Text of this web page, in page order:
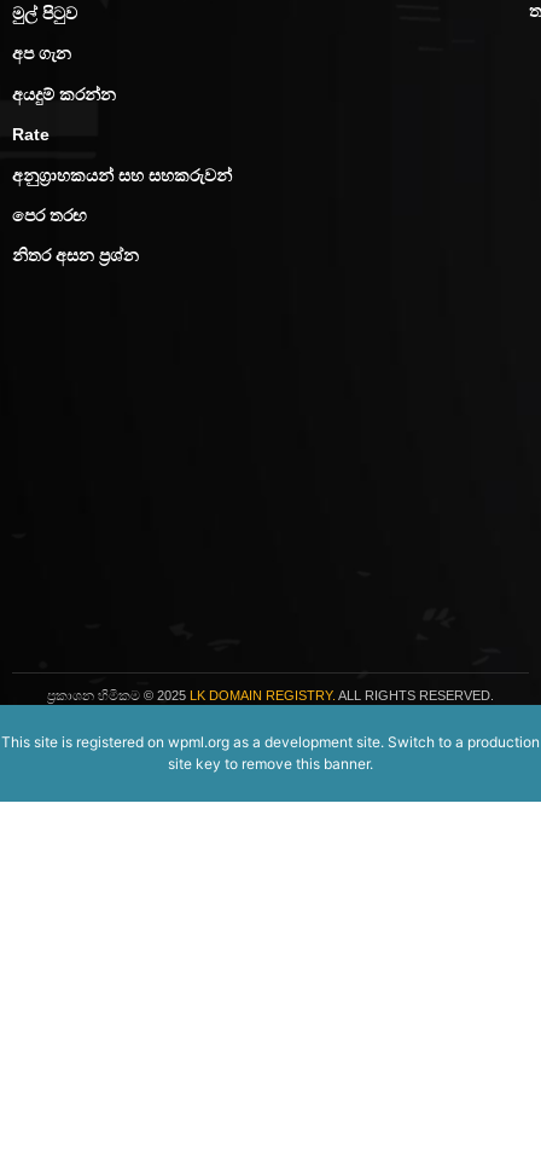
මුල් පිටුව
අප ගැන
අයදුම් කරන්න
Rate
අනුග්‍රාහකයන් සහ සහකරුවන්
පෙර තරඟ
නිතර අසන ප්‍රශ්න
ප්‍රකාශන හිමිකම © 2025 LK DOMAIN REGISTRY. ALL RIGHTS RESERVED.
This site is registered on wpml.org as a development site. Switch to a production
site key to remove this banner.